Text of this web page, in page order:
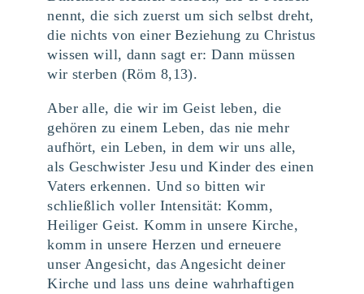
nennt, die sich zuerst um sich selbst dreht,
die nichts von einer Beziehung zu Christus
wissen will, dann sagt er: Dann müssen
wir sterben (Röm 8,13).
Aber alle, die wir im Geist leben, die
gehören zu einem Leben, das nie mehr
aufhört, ein Leben, in dem wir uns alle,
als Geschwister Jesu und Kinder des einen
Vaters erkennen. Und so bitten wir
schließlich voller Intensität: Komm,
Heiliger Geist. Komm in unsere Kirche,
komm in unsere Herzen und erneuere
unser Angesicht, das Angesicht deiner
Kirche und lass uns deine wahrhaftigen